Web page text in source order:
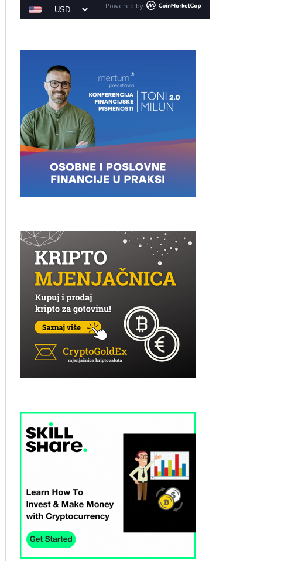
Powered by